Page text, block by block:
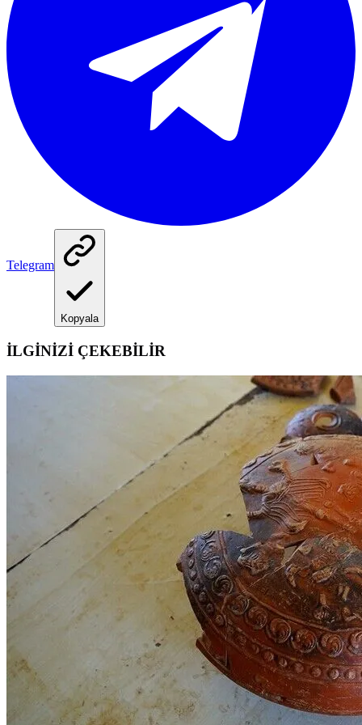
Telegram
Kopyala
İLGİNİZİ ÇEKEBİLİR